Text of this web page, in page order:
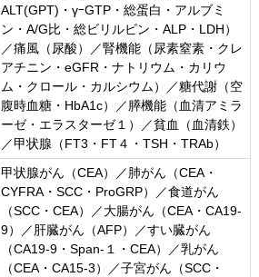
ALT(GPT)・γｰGTP・総蛋白・アルブミ
ン・A/G比・総ビリルビン・ALP・LDH）
／痛風（尿酸）／腎機能（尿素窒素・クレ
アチニン・eGFR・ナトリウム・カリウ
ム・クロール・カルシウム）／糖代謝（空
腹時血糖・HbA1c）／膵機能（血清アミラ
ーゼ・エラスターゼ１）／貧血（血清鉄）
／甲状腺（FT3・FT４・TSH・TRAb）
甲状腺がん（CEA）／肺がん（CEA・
CYFRA・SCC・ProGRP）／食道がん
（SCC・CEA）／大腸がん（CEA・CA19-
9）／肝臓がん（AFP）／すい臓がん
（CA19-9・Span-１・CEA）／乳がん
（CEA・CA15-3）／子宮がん（SCC・